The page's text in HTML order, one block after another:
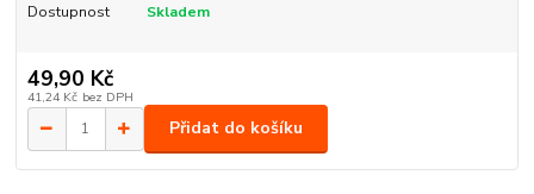
Dostupnost Skladem
49,90 Kč
41,24 Kč bez DPH
Přidat do košíku